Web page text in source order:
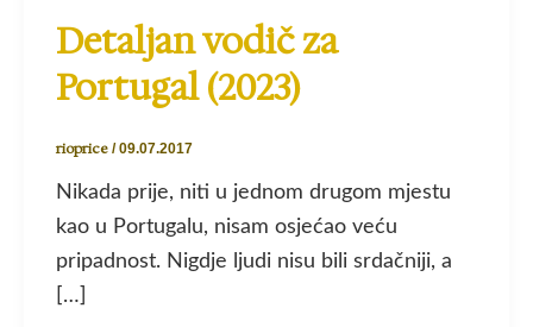
Detaljan vodič za
Portugal (2023)
rioprice /09.07.2017
Nikada prije, niti u jednom drugom mjestu
kao u Portugalu, nisam osjećao veću
pripadnost. Nigdje ljudi nisu bili srdačniji, a
[…]